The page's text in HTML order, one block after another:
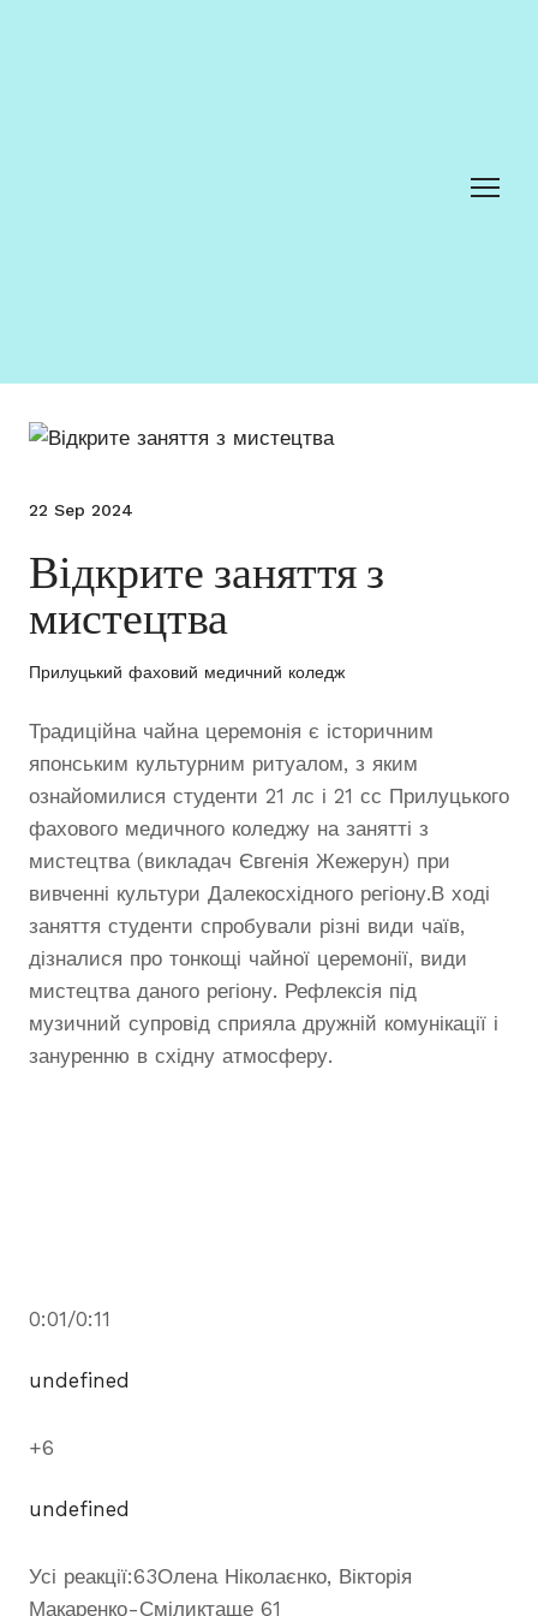
22 Sep 2024
Відкрите заняття з
мистецтва
Прилуцький фаховий медичний коледж
Традиційна чайна церемонія є історичним
японським культурним ритуалом, з яким
ознайомилися студенти 21 лс і 21 сс Прилуцького
фахового медичного коледжу на занятті з
мистецтва (викладач Євгенія Жежерун) при
вивченні культури Далекосхідного регіону.В ході
заняття студенти спробували різні види чаїв,
дізналися про тонкощі чайної церемонії, види
мистецтва даного регіону. Рефлексія під
музичний супровід сприяла дружній комунікації і
зануренню в східну атмосферу.
0:01/0:11
undefined
+6
undefined
Усі реакції:63Олена Ніколаєнко, Вікторія
Макаренко-Сміликтаще 61